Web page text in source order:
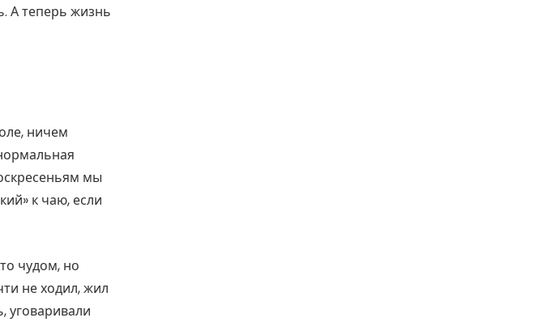
А теперь жизнь
ничем
мы
к чаю, если
чудом, но
не ходил, жил
уговаривали